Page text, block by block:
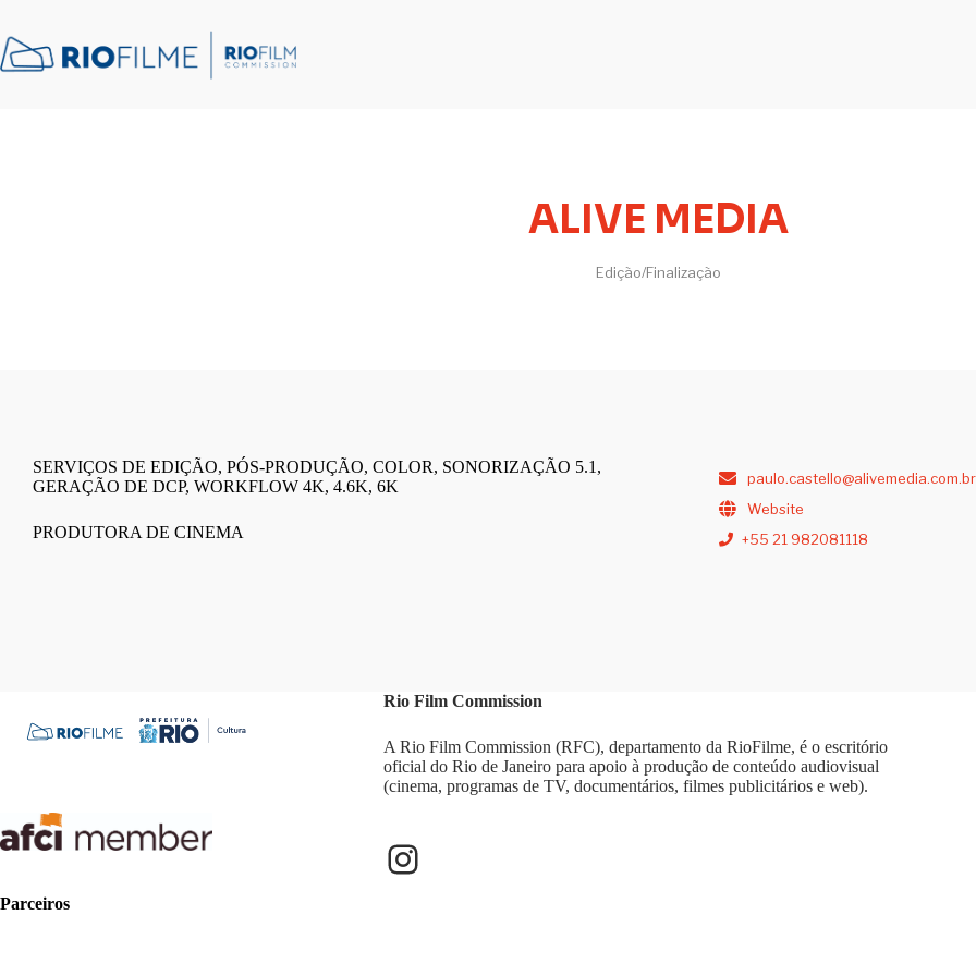
ALIVE MEDIA
Edição/Finalização
SERVIÇOS DE EDIÇÃO, PÓS-PRODUÇÃO, COLOR, SONORIZAÇÃO 5.1,
GERAÇÃO DE DCP, WORKFLOW 4K, 4.6K, 6K
PRODUTORA DE CINEMA
paulo.castello@alivemedia.com.br
Website
+55 21 982081118
Parceiros
Rio Film Commission
A Rio Film Commission (RFC), departamento da RioFilme, é o escritório
oficial do Rio de Janeiro para apoio à produção de conteúdo audiovisual
(cinema, programas de TV, documentários, filmes publicitários e web).